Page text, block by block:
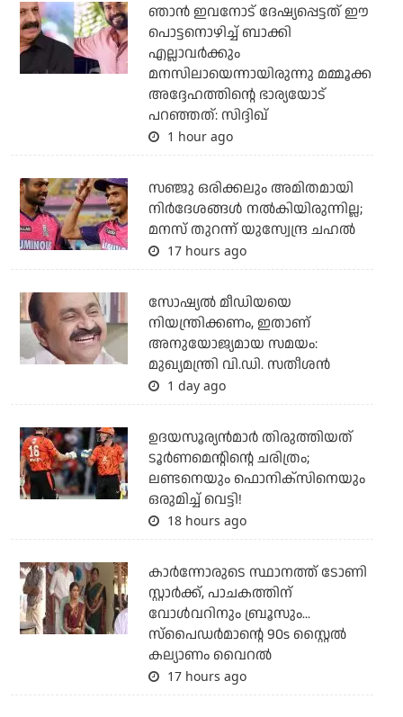
ഞാന്‍ ഇവനോട് ദേഷ്യപ്പെട്ടത് ഈ
പൊട്ടനൊഴിച്ച് ബാക്കി
എല്ലാവര്‍ക്കും
മനസിലായെന്നായിരുന്നു മമ്മൂക്ക
അദ്ദേഹത്തിന്റെ ഭാര്യയോട്
പറഞ്ഞത്: സിദ്ദിഖ്
1 hour ago
സഞ്ജു ഒരിക്കലും അമിതമായി
നിര്‍ദേശങ്ങള്‍ നല്‍കിയിരുന്നില്ല;
മനസ് തുറന്ന് യുസ്വേന്ദ്ര ചഹല്‍
17 hours ago
സോഷ്യല്‍ മീഡിയയെ
നിയന്ത്രിക്കണം, ഇതാണ്
അനുയോജ്യമായ സമയം:
മുഖ്യമന്ത്രി വി.ഡി. സതീശന്‍
1 day ago
ഉദയസൂര്യന്‍മാര്‍ തിരുത്തിയത്
ടൂര്‍ണമെന്റിന്റെ ചരിത്രം;
ലണ്ടനെയും ഫൊനിക്‌സിനെയും
ഒരുമിച്ച് വെട്ടി!
18 hours ago
കാര്‍ന്നോരുടെ സ്ഥാനത്ത് ടോണി
സ്റ്റാര്‍ക്ക്, പാചകത്തിന്
വോള്‍വറിനും ബ്രൂസും...
സ്‌പൈഡര്‍മാന്റെ 90s സ്റ്റൈല്‍
കല്യാണം വൈറല്‍
17 hours ago